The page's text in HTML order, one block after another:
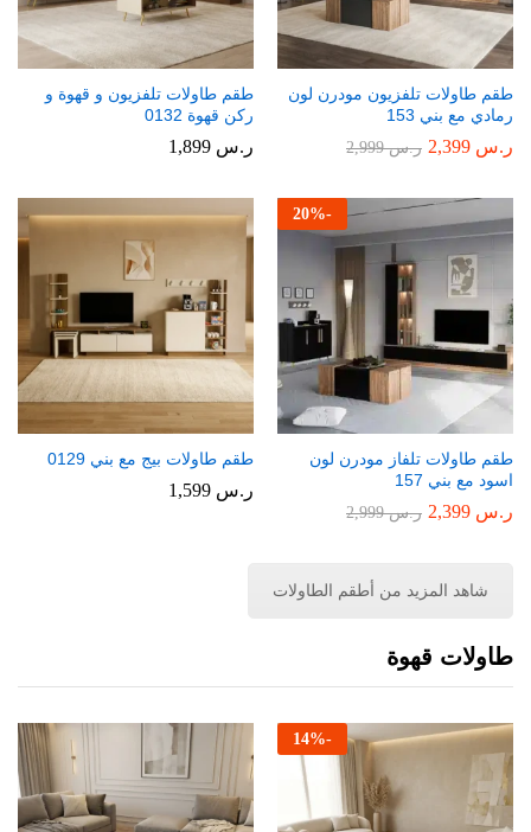
طقم طاولات تلفزيون مودرن لون
رمادي مع بني 153
ر.س ر.س2,999
طقم طاولات تلفزيون و قهوة و
ركن قهوة 0132
ر.س
-
20%
طقم طاولات تلفاز مودرن لون
اسود مع بني 157
ر.س ر.س2,999
طقم طاولات بيج مع بني 0129
ر.س
شاهد المزيد من أطقم الطاولات
طاولات قهوة
-
14%